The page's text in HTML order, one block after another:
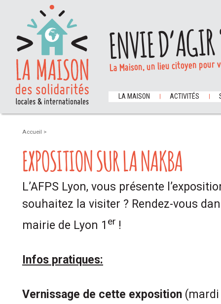
ENVIE
La Maison, un lieu citoyen
LA MAISON ACTIVITÉS
Accueil >
EXPOSITION SUR LA NAKBA
L’AFPS Lyon, vous présente
souhaitez la visiter ? Rendez-vous
mairie de Lyon 1 er !
Infos pratiques:
Vernissage de cette exposition